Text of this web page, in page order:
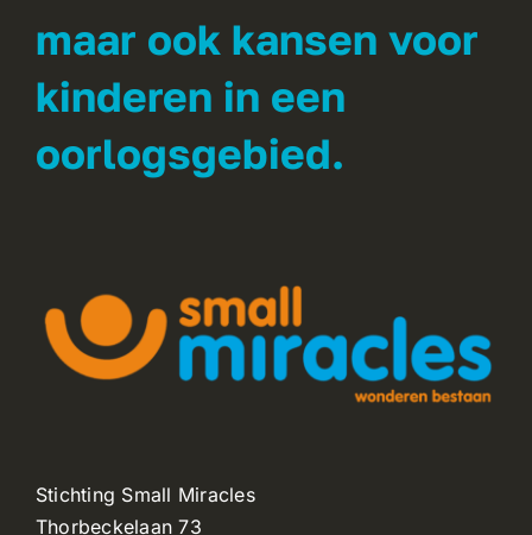
maar ook kansen voor
kinderen in een
oorlogsgebied.
Stichting Small Miracles
Thorbeckelaan 73